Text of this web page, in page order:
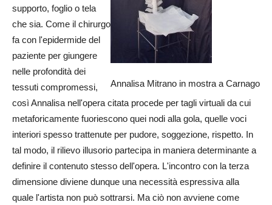
Annalisa Mitrano in mostra a Carnago
supporto, foglio o tela
che sia. Come il chirurgo
fa con l'epidermide del
paziente per giungere
nelle profondità dei
tessuti compromessi,
così Annalisa nell'opera citata procede per tagli virtuali da cui
metaforicamente fuoriescono quei nodi alla gola, quelle voci
interiori spesso trattenute per pudore, soggezione, rispetto. In
tal modo, il rilievo illusorio partecipa in maniera determinante a
definire il contenuto stesso dell'opera. L'incontro con la terza
dimensione diviene dunque una necessità espressiva alla
quale l'artista non può sottrarsi. Ma ciò non avviene come